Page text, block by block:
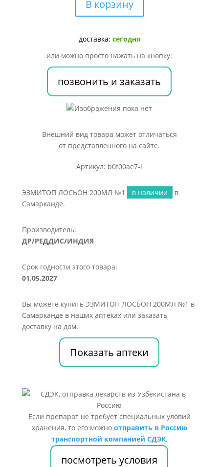
ЛОСЬОН
200МЛ
В корзину
доставка: сегодня
или можно просто нажать на кнопку:
позвонить и заказать
Внешний вид товара может отличаться
от представленного на сайте.
Артикул: b0f00ae7-l
ЭЗМИТОП ЛОСЬОН 200МЛ №1 в наличии
в
Самарканде.
Производитель:
ДР/РЕДДИС/ИНДИЯ
Срок годности этого товара:
01.05.2027
Вы можете купить ЭЗМИТОП ЛОСЬОН 200МЛ №1 в
Самарканде в наших аптеках или заказать
доставку на дом.
Показать аптеки
Если препарат не требует специальных уловий
хранения, то его можно отправить в Россию
транспортной компанией СДЭК.
посмотреть условия